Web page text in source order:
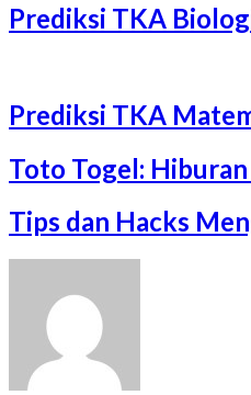
Prediksi TKA
Prediksi TKA
Toto Togel:
Tips dan Hacks